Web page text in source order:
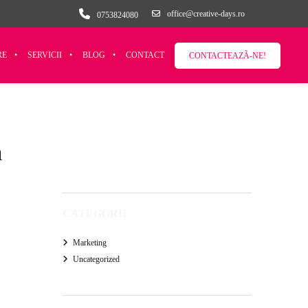
office@creative-days.ro
0753824080
SERVICII BLOG CONTACT CONTACTEAZÃ-NE!
Marketing
Uncategorized